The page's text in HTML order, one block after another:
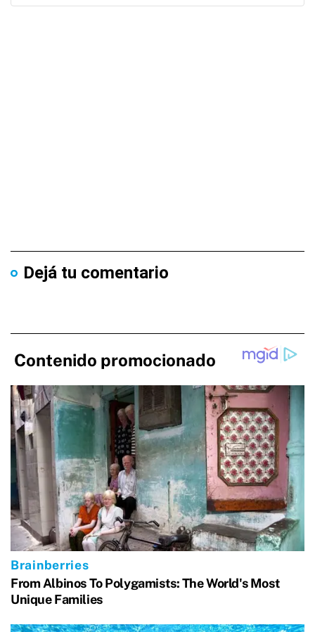
Dejá tu comentario